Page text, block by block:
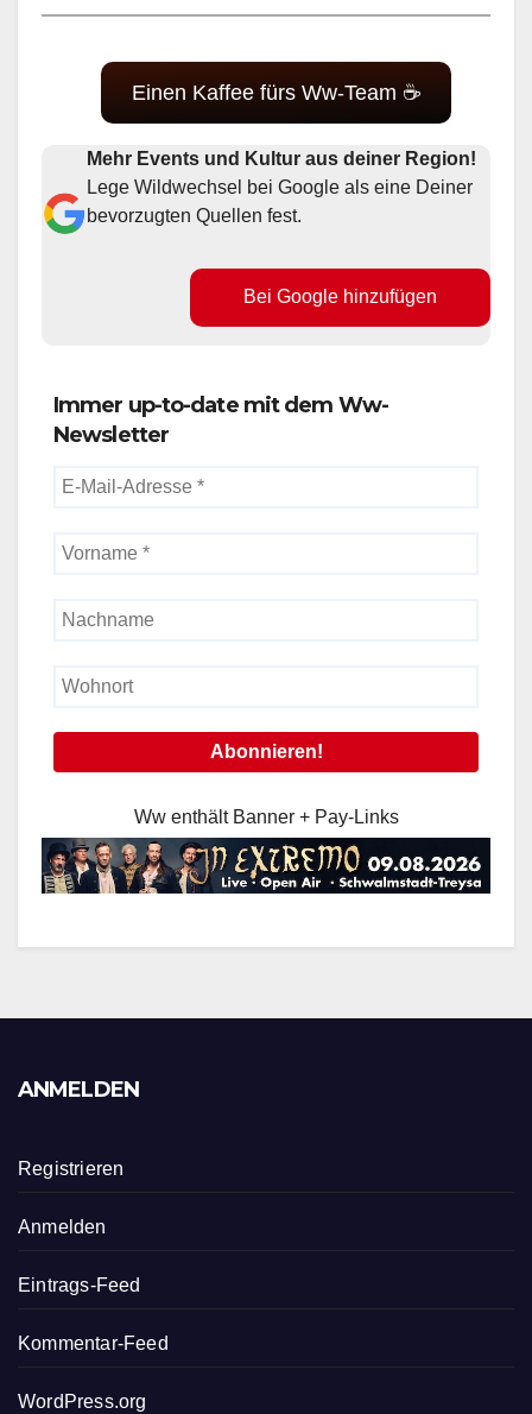
Einen Kaffee fürs Ww-Team ☕
Mehr Events und Kultur aus deiner Region!
Lege Wildwechsel bei Google als eine Deiner
bevorzugten Quellen fest.
Bei Google hinzufügen
Immer up-to-date mit dem Ww-
Newsletter
Ww enthält Banner + Pay-Links
ANMELDEN
Registrieren
Anmelden
Eintrags-Feed
Kommentar-Feed
WordPress.org